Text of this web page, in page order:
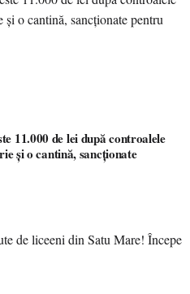
11.000 de lei după controalele
și o cantină, sancționate